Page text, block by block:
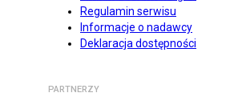
Regulamin serwisu
Informacje o nadawcy
Deklaracja dostępności
PARTNERZY